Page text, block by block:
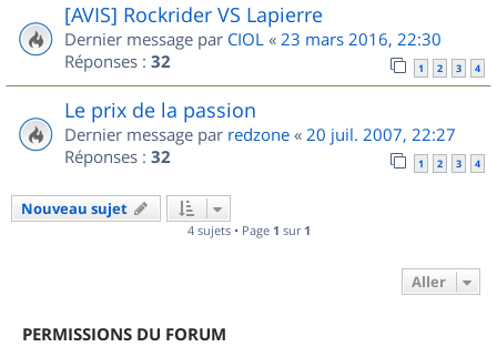
[AVIS] Rockrider VS Lapierre
Dernier message par CIOL « 23 mars 2016, 22:30
Réponses : 32 1 2 3 4
Le prix de la passion
Dernier message par redzone « 20 juil. 2007, 22:27
Réponses : 32 1 2 3 4
Nouveau sujet
4 sujets • Page 1 sur 1
Aller
PERMISSIONS DU FORUM